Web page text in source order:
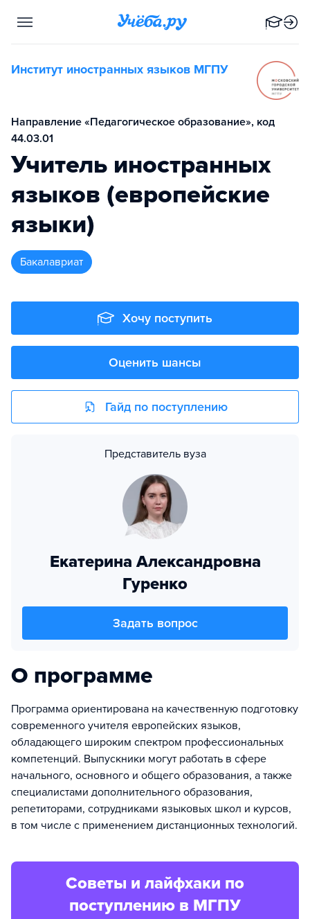
Институт иностранных языков МГПУ
Направление «Педагогическое образование», код
44.03.01
Учитель иностранных
языков (европейские
языки)
бакалавриат
Хочу поступить
Оценить шансы
Гайд по поступлению
Представитель вуза
Екатерина Александровна
Гуренко
Задать вопрос
О программе
Программа ориентирована на качественную подготовку
современного учителя европейских языков,
обладающего широким спектром профессиональных
компетенций. Выпускники могут работать в сфере
начального, основного и общего образования, а также
специалистами дополнительного образования,
репетиторами, сотрудниками языковых школ и курсов,
в том числе с применением дистанционных технологий.
Советы и лайфхаки по
поступлению в МГПУ